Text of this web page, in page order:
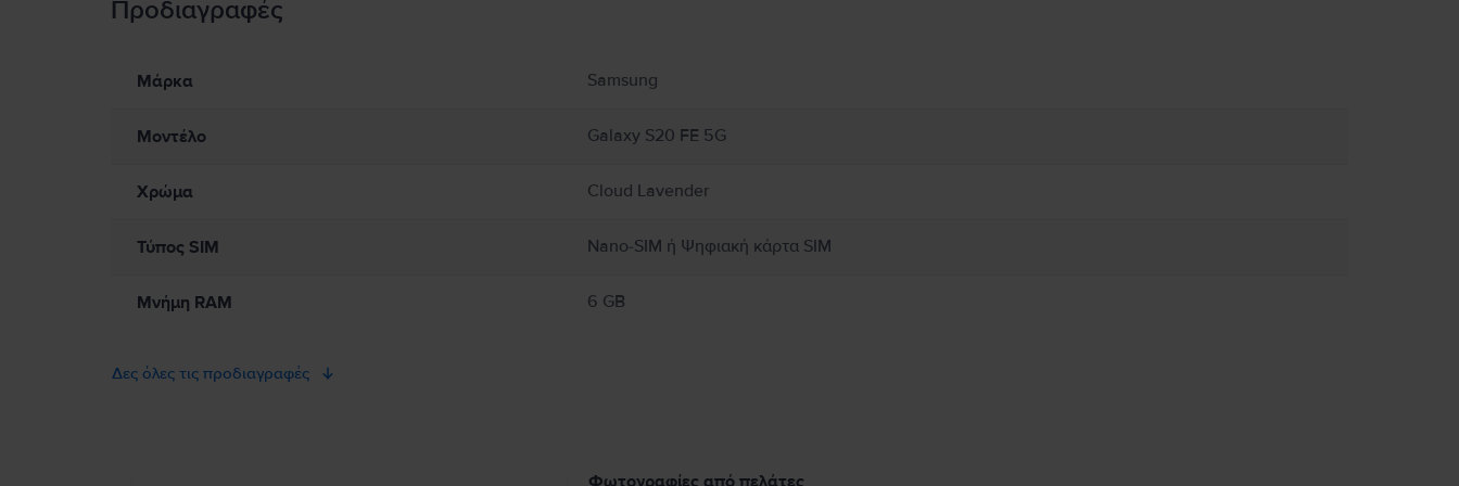
Πληροφορίες Ασφάλειας Προϊόντος
Παρακαλώ διαβάστε το εγχειρίδιο.
Προδιαγραφές
Μάρκα Samsung
Μοντέλο Galaxy S20 FE 5G
Χρώμα Cloud Lavender
Τύπος SIM Nano-SIM ή Ψηφιακή κάρτα SIM
Μνήμη RAM 6 GB
Δες όλες τις προδιαγραφές
Φωτογραφίες από πελάτες